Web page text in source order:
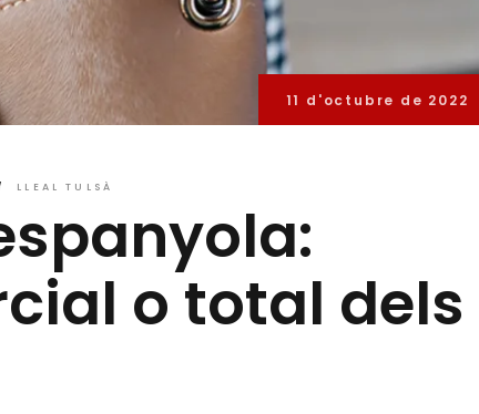
11 d'octubre de 2022
LLEAL TULSÀ
o total dels